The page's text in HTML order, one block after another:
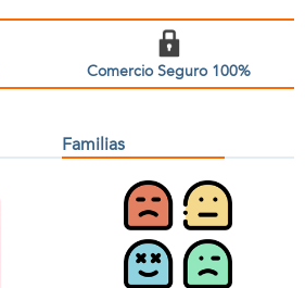
Comercio Seguro 100%
Familias